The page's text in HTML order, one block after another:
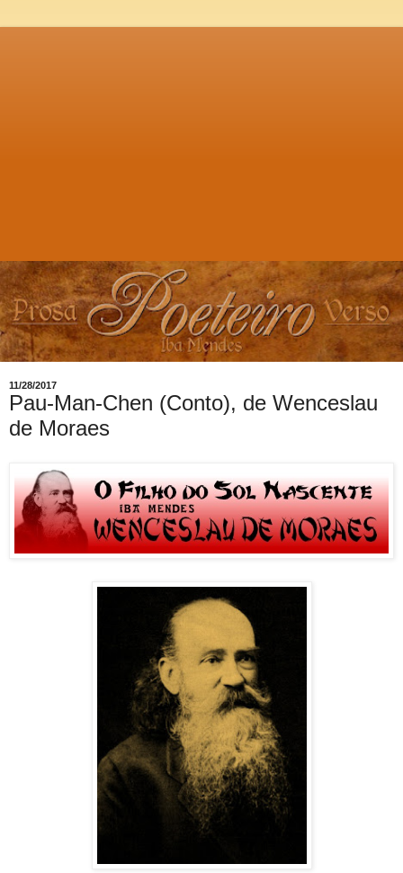
11/28/2017
Pau-Man-Chen (Conto), de Wenceslau
de Moraes